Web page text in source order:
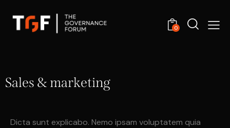
0
Sales & marketing
Dicta sunt explicabo. Nemo ipsam voluptatem quia